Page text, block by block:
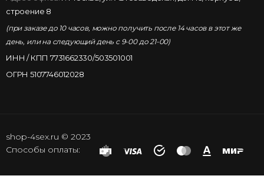
строение 8
(при заказе до 10 часов, можно получить после 14 часов в этот же
день, или на следующий день с 9-00 до 21-00)
ИНН / КПП 7731662330/503501001
ОГРН 5107746012028
shop-4sex.ru © 2023
Способы оплаты: